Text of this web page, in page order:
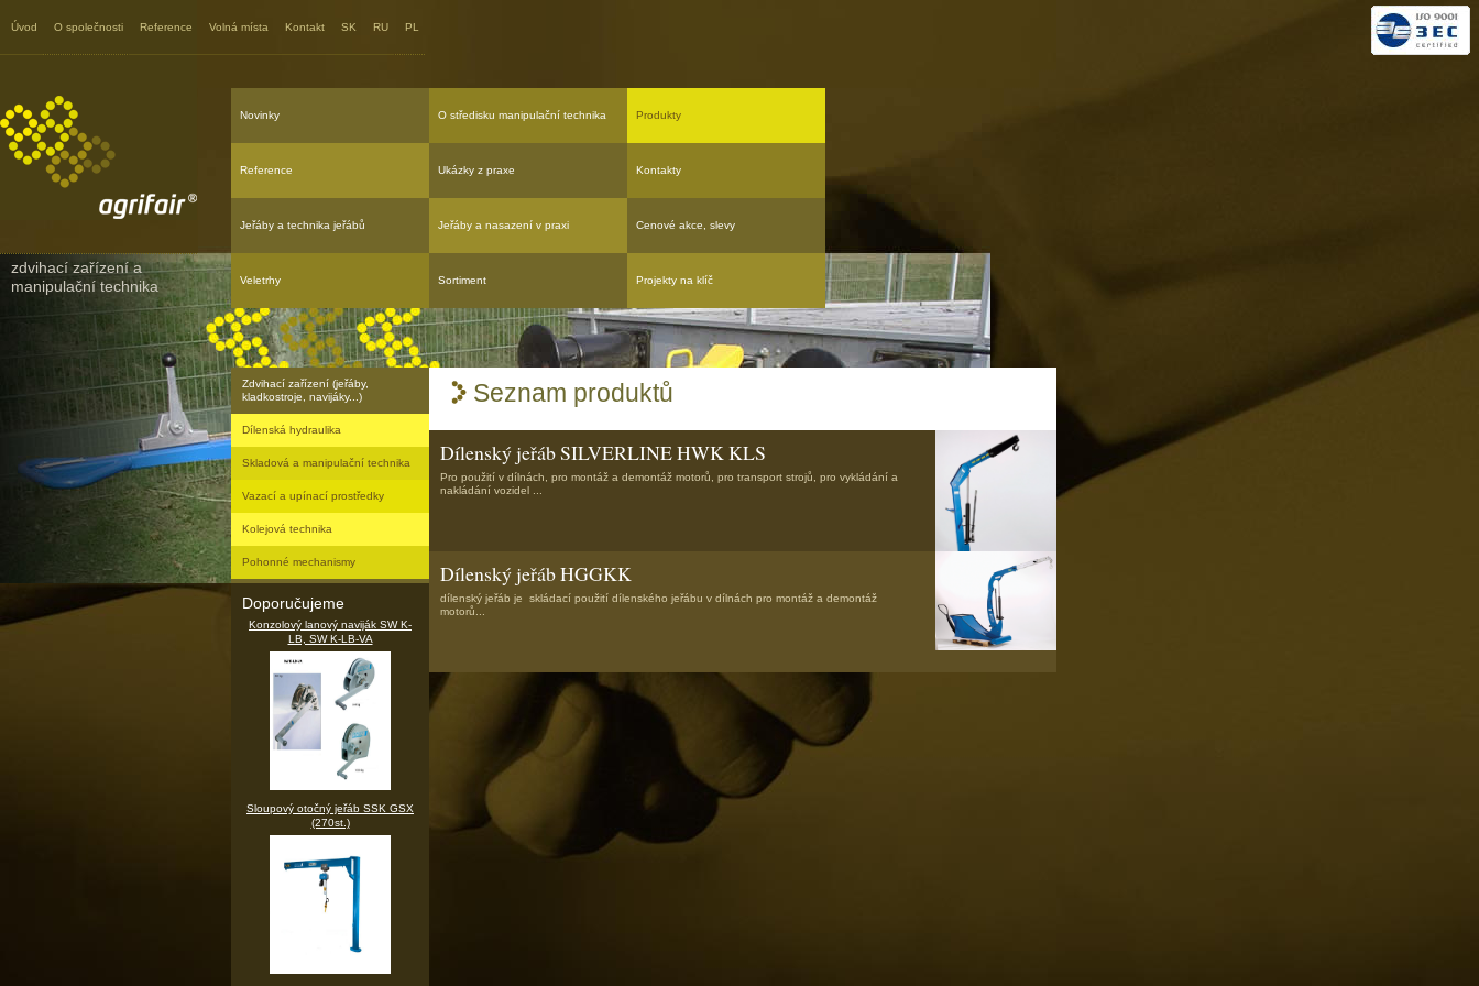
Novinky O středisku manipulační technika Produkty
Reference Ukázky z praxe Kontakty
Jeřáby a technika jeřábů Jeřáby a nasazení v praxi Cenové akce, slevy
Veletrhy Sortiment Projekty na klíč
Seznam produktů
Dílenský jeřáb SILVERLINE HWK KLS
Pro použití v dílnách, pro montáž a demontáž motorů, pro transport strojů, pro vykládání a
nakládání vozidel ...
Dílenský jeřáb HGGKK
dílenský jeřáb je skládací použití dílenského jeřábu v dílnách pro montáž a demontáž
motorů...
Zdvihací zařízení (jeřáby,
kladkostroje, navijáky...)
Dílenská hydraulika
Skladová a manipulační technika
Vazací a upínací prostředky
Kolejová technika
Pohonné mechanismy
Doporučujeme
Konzolový lanový naviják SW K-
LB, SW K-LB-VA
Sloupový otočný jeřáb SSK GSX
(270st.)
zdvihací zařízení a
manipulační technika
Úvod O společnosti Reference Volná místa Kontakt SK RU PL